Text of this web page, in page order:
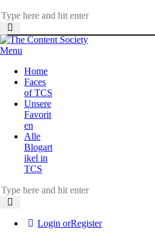
Menu
Home
Faces
of TCS
Unsere
Favorit
en
Alle
Blogart
ikel in
TCS
Login orRegister